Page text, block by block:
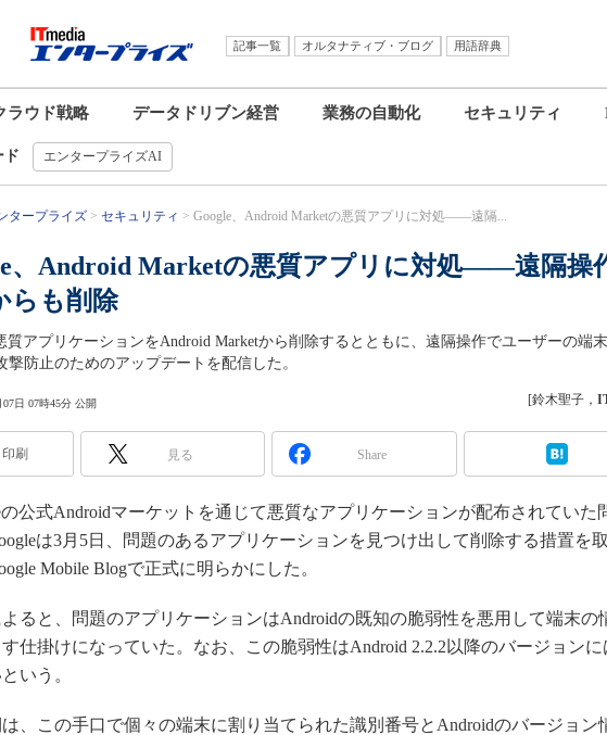
記事一覧 オルタナティブ・ブログ
用語辞典
ラウド戦略 データドリブン経営 業務の自動化 セキュリティ
ド エンタープライズAI
タープライズ セキュリティ Google、Android Marketの悪質アプリに対処――遠隔...
、Android Marketの悪質アプリに対処――遠隔操
らも削除
質アプリケーションをAndroid Marketから削除するとともに、遠隔操作でユーザーの端
撃防止のためのアップデートを配信した。
07日 07時45分 公開 [鈴木聖子，
印刷 見る Share
公式Androidマーケットを通じて悪質なアプリケーションが配布されていた
は3月5日、問題のあるアプリケーションを見つけ出して削除する措置を
Mobile Blogで正式に明らかにした。
ると、問題のアプリケーションはAndroidの既知の脆弱性を悪用して端末の
仕掛けになっていた。なお、この脆弱性はAndroid 2.2.2以降のバージョンに
いう。
、この手口で個々の端末に割り当てられた識別番号とAndroidのバージョン